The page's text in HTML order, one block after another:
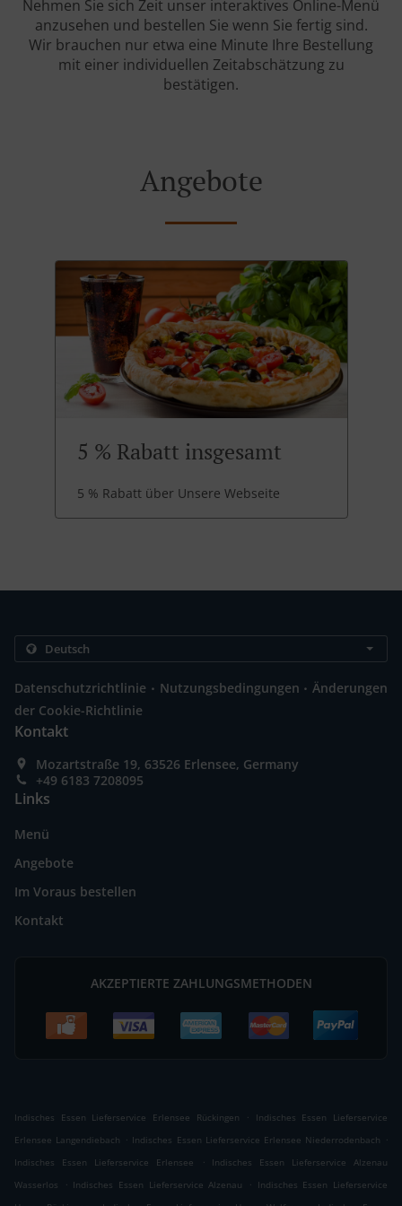
Nehmen Sie sich Zeit unser interaktives Online-Menü
anzusehen und bestellen Sie wenn Sie fertig sind.
Wir brauchen nur etwa eine Minute Ihre Bestellung
mit einer individuellen Zeitabschätzung zu
bestätigen.
Angebote
5 % Rabatt insgesamt
5 % Rabatt über Unsere Webseite
Datenschutzrichtlinie . Nutzungsbedingungen . Änderungen
der Cookie-Richtlinie
Kontakt
Mozartstraße 19, 63526 Erlensee, Germany
+49 6183 7208095
Links
Menü
Angebote
Im Voraus bestellen
Kontakt
AKZEPTIERTE ZAHLUNGSMETHODEN
Indisches Essen Lieferservice Erlensee Rückingen .
Indisches Essen Lieferservice
Erlensee Langendiebach . Indisches Essen Lieferservice Erlensee Niederrodenbach .
Indisches Essen Lieferservice Erlensee
.
Indisches Essen Lieferservice Alzenau
Wasserlos
. Indisches Essen Lieferservice Alzenau . Indisches Essen Lieferservice